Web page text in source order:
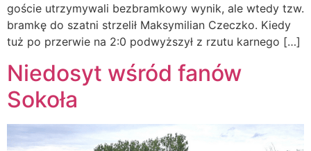
goście utrzymywali bezbramkowy wynik, ale wtedy tzw.
bramkę do szatni strzelił Maksymilian Czeczko. Kiedy
tuż po przerwie na 2:0 podwyższył z rzutu karnego […]
Niedosyt wśród fanów
Sokoła